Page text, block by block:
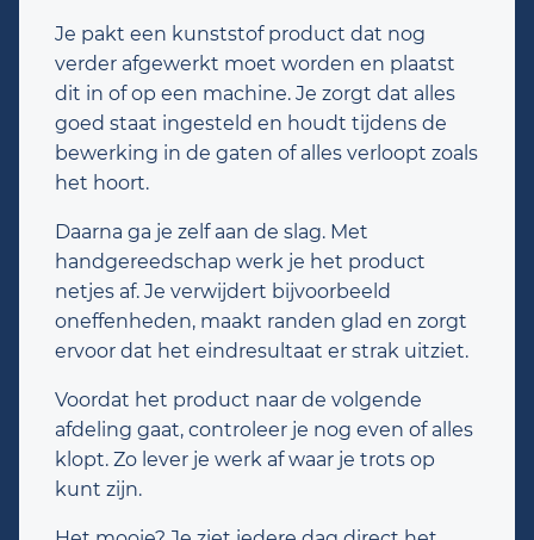
Je pakt een kunststof product dat nog
verder afgewerkt moet worden en plaatst
dit in of op een machine. Je zorgt dat alles
goed staat ingesteld en houdt tijdens de
bewerking in de gaten of alles verloopt zoals
het hoort.
Daarna ga je zelf aan de slag. Met
handgereedschap werk je het product
netjes af. Je verwijdert bijvoorbeeld
oneffenheden, maakt randen glad en zorgt
ervoor dat het eindresultaat er strak uitziet.
Voordat het product naar de volgende
afdeling gaat, controleer je nog even of alles
klopt. Zo lever je werk af waar je trots op
kunt zijn.